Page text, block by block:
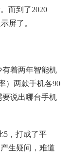
而到了2020
屏了。
有着两年智能机
）两款手机各90
要说出哪台手机
5，打成了平
生疑问，难道